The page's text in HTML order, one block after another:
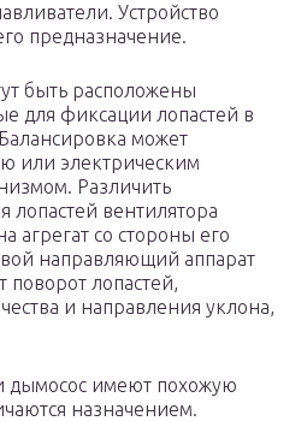
Устройство
предназначение.
быть расположены
для фиксации лопастей в
может
или электрическим
Различить
вентилятора
агрегат со стороны его
направляющий аппарат
поворот лопастей,
и направления уклона,
дымосос имеют похожую
назначением.